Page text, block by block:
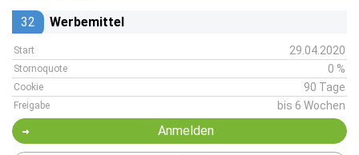
32 Werbemittel
Start 29.04.2020
Stornoquote 0 %
Cookie 90 Tage
Freigabe bis 6 Wochen
Anmelden